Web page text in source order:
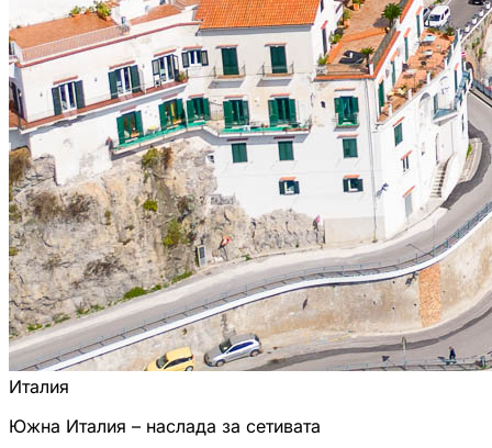
Италия
Южна Италия – наслада за сетивата